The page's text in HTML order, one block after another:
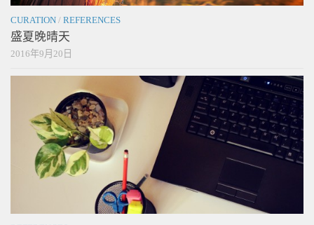
CURATION / REFERENCES
盛夏晚晴天
2016年9月20日